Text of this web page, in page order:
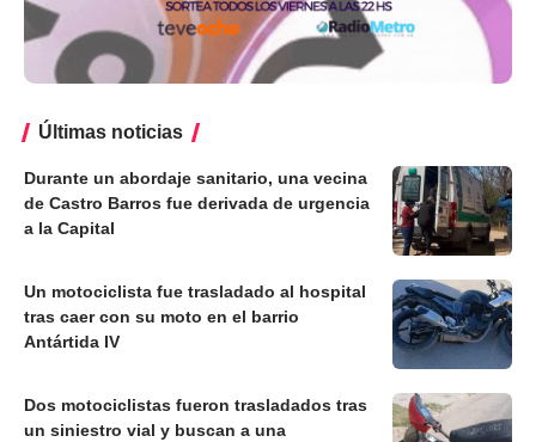
Últimas noticias
Durante un abordaje sanitario, una vecina
de Castro Barros fue derivada de urgencia
a la Capital
Un motociclista fue trasladado al hospital
tras caer con su moto en el barrio
Antártida IV
Dos motociclistas fueron trasladados tras
un siniestro vial y buscan a una